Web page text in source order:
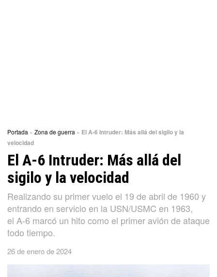
Portada » Zona de guerra » El A-6 Intruder: Más allá del sigilo y la
velocidad
El A-6 Intruder: Más allá del
sigilo y la velocidad
Realizando su primer vuelo el 19 de abril de 1960 y
entrando en servicio en la USN/USMC en 1963,
el A-6 marcó un hito como el primer avión de ataque
todo tiempo.
26 de enero de 2024